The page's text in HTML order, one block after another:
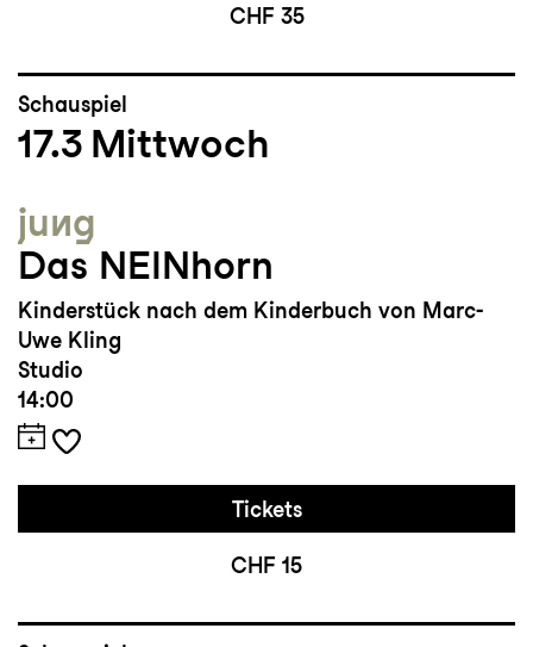
CHF 35
Schauspiel
17.3 Mittwoch
jung
Das NEINhorn
Kinderstück nach dem Kinderbuch von Marc-
Uwe Kling
Studio
14:00
Tickets
CHF 15